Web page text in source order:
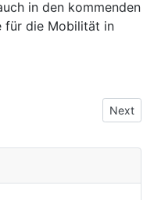
in den kommenden
für die Mobilität in
Next
Next